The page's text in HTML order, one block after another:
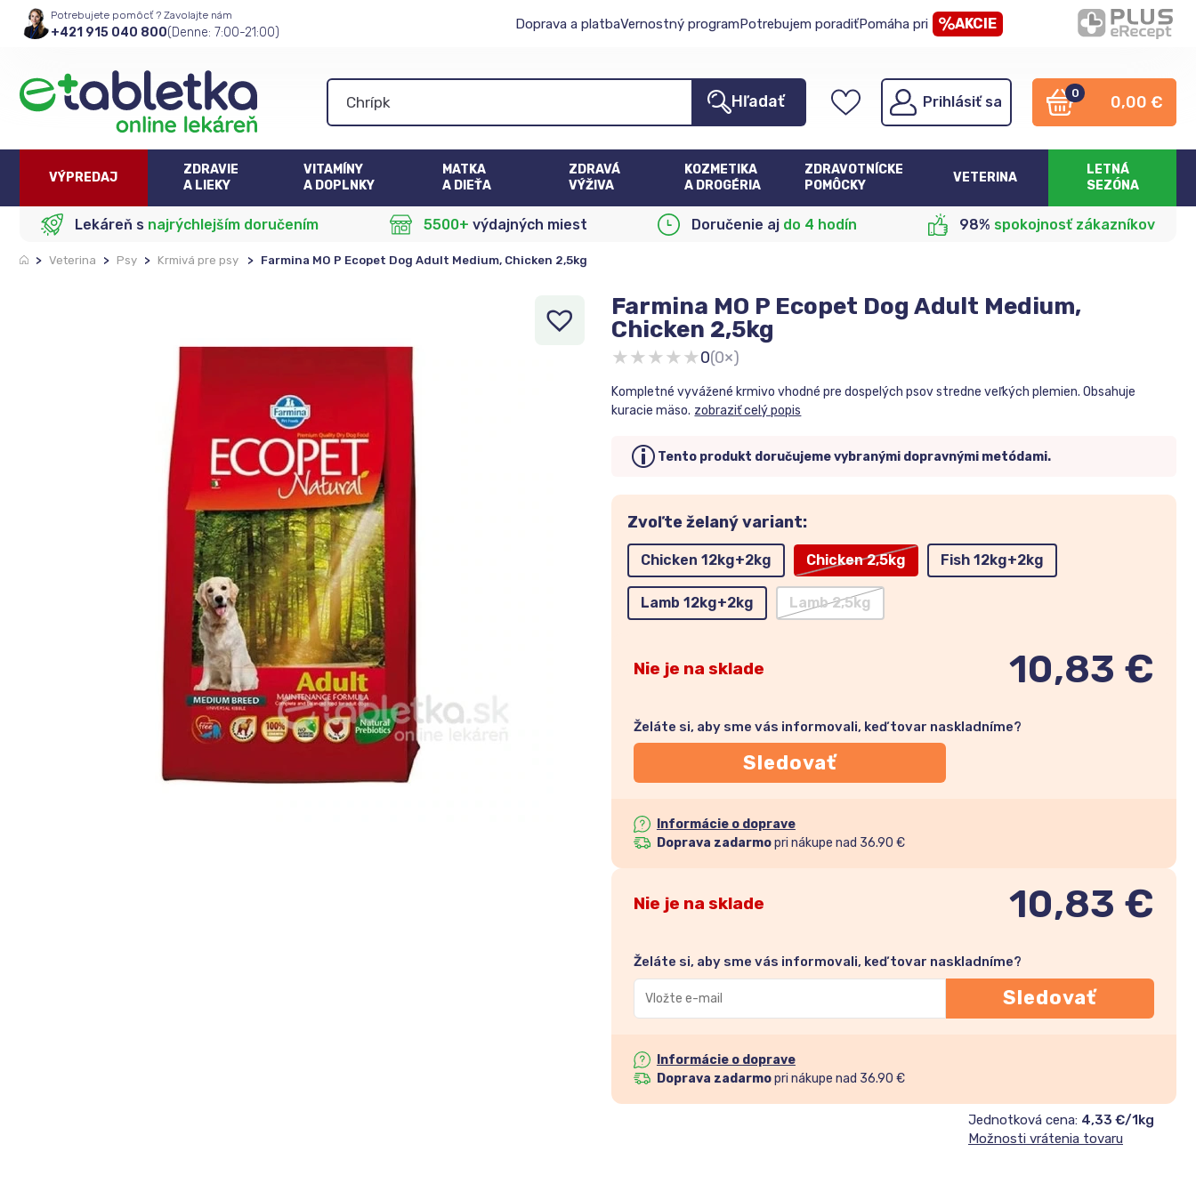
Potrebujete pomôcť ? Zavolajte nám
+421 915 040 800(Denne: 7:00-21:00)
Doprava a platbaVernostný programPotrebujem poradiťPomáha pri AKCIE
Hľadať Prihlásiť sa
0 0,00 €
VÝPREDAJ
ZDRAVIE
A LIEKY
VITAMÍNY
A DOPLNKY
MATKA
A DIEŤA
ZDRAVÁ
VÝŽIVA
KOZMETIKA
A DROGÉRIA
ZDRAVOTNÍCKE
POMÔCKY
VETERINA
LETNÁ
SEZÓNA
Lekáreň s najrýchlejším doručením 5500+ výdajných miest Doručenie aj do 4 hodín 98% spokojnosť zákazníkov
> Veterina > Psy > Krmivá pre psy > Farmina MO P Ecopet Dog Adult Medium, Chicken 2,5kg
Farmina MO P Ecopet Dog Adult Medium,
Chicken 2,5kg
★★★★★0(0×)
Kompletné vyvážené krmivo vhodné pre dospelých psov stredne veľkých plemien. Obsahuje
kuracie mäso. zobraziť celý popis
Tento produkt doručujeme vybranými dopravnými metódami.
Zvoľte želaný variant:
Chicken 12kg+2kg Chicken 2,5kg Fish 12kg+2kg
Lamb 12kg+2kg Lamb 2,5kg
Nie je na sklade 10,83 €
Želáte si, aby sme vás informovali, keď tovar naskladníme?
Sledovať
Informácie o doprave
Doprava zadarmopri nákupe nad 36.90 €
Nie je na sklade 10,83 €
Želáte si, aby sme vás informovali, keď tovar naskladníme?
mailovú
adresu
Sledovať
Informácie o doprave
Doprava zadarmopri nákupe nad 36.90 €
Jednotková cena: 4,33 €/1kg
Možnosti vrátenia tovaru